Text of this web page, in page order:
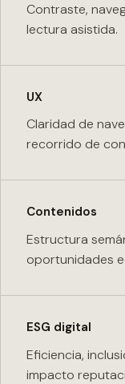
Contraste,
lectura asistida.
UX
Claridad de
recorrido de
Contenidos
Estructura
oportunidades
ESG digital
Eficiencia,
impacto